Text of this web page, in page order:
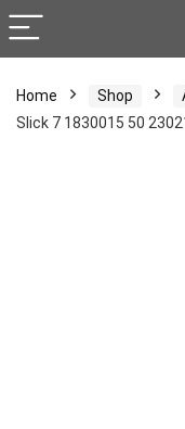
Home Shop
Slick 7 1830015 50